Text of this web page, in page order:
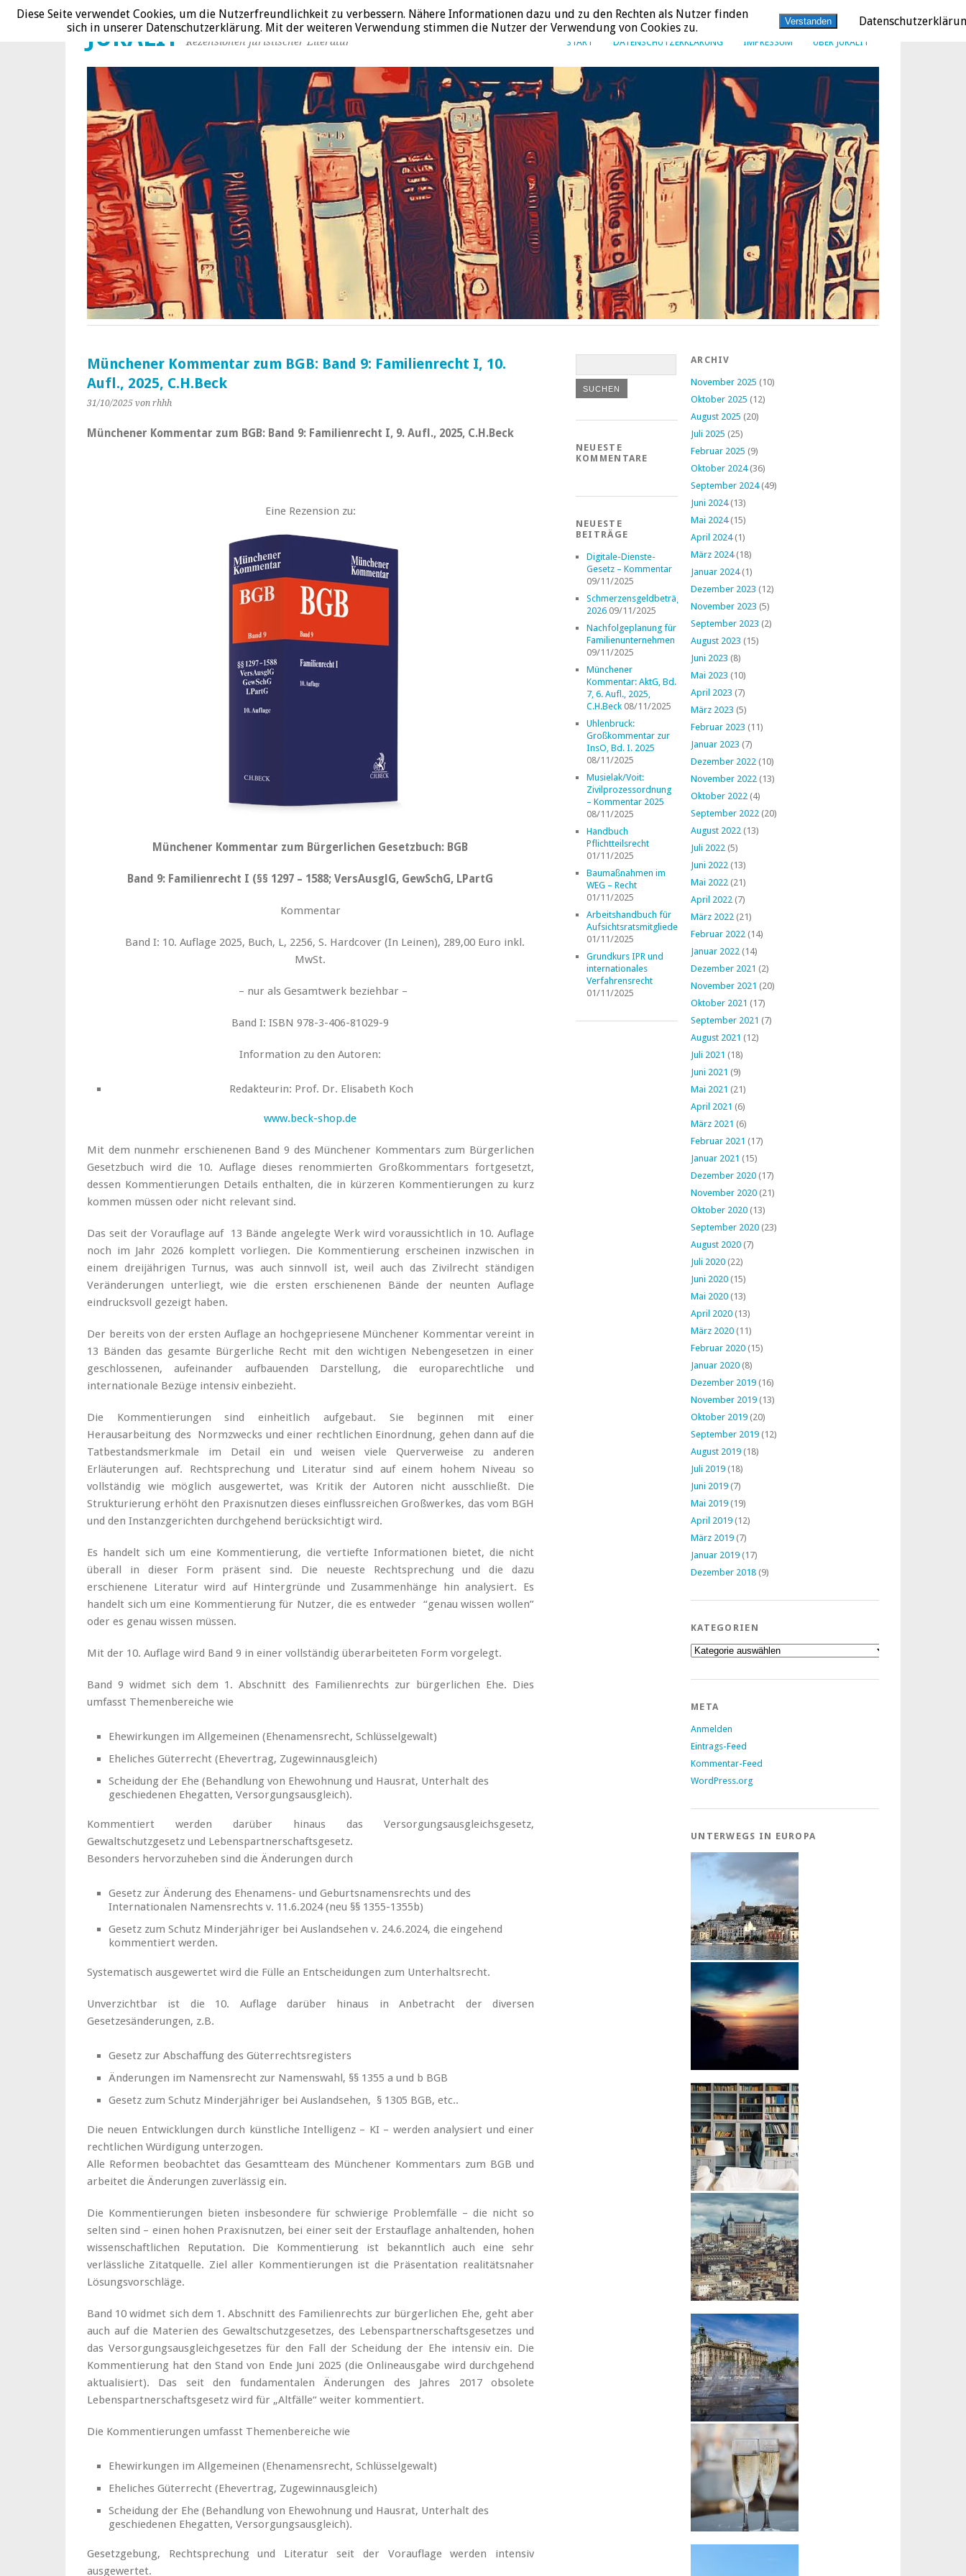
START DATENSCHUTZERKLÄRUNG IMPRESSUM ÜBER JURALIT
JURALIT Rezensionen juristischer Literatur
Münchener Kommentar zum BGB: Band 9: Familienrecht I, 10.
Aufl., 2025, C.H.Beck
31/10/2025 von rhhh
Münchener Kommentar zum BGB: Band 9: Familienrecht I, 9. Aufl., 2025, C.H.Beck
Eine Rezension zu:
Münchener Kommentar zum Bürgerlichen Gesetzbuch: BGB
Band 9: Familienrecht I (§§ 1297 – 1588; VersAusglG, GewSchG, LPartG
Kommentar
Band I: 10. Auflage 2025, Buch, L, 2256, S. Hardcover (In Leinen), 289,00 Euro inkl.
MwSt.
– nur als Gesamtwerk beziehbar –
Band I: ISBN 978-3-406-81029-9
Information zu den Autoren:
Redakteurin: Prof. Dr. Elisabeth Koch
www.beck-shop.de
Mit dem nunmehr erschienenen Band 9 des Münchener Kommentars zum Bürgerlichen
Gesetzbuch wird die 10. Auflage dieses renommierten Großkommentars fortgesetzt,
dessen Kommentierungen Details enthalten, die in kürzeren Kommentierungen zu kurz
kommen müssen oder nicht relevant sind.
Das seit der Vorauflage auf 13 Bände angelegte Werk wird voraussichtlich in 10. Auflage
noch im Jahr 2026 komplett vorliegen. Die Kommentierung erscheinen inzwischen in
einem dreijährigen Turnus, was auch sinnvoll ist, weil auch das Zivilrecht ständigen
Veränderungen unterliegt, wie die ersten erschienenen Bände der neunten Auflage
eindrucksvoll gezeigt haben.
Der bereits von der ersten Auflage an hochgepriesene Münchener Kommentar vereint in
13 Bänden das gesamte Bürgerliche Recht mit den wichtigen Nebengesetzen in einer
geschlossenen, aufeinander aufbauenden Darstellung, die europarechtliche und
internationale Bezüge intensiv einbezieht.
Die Kommentierungen sind einheitlich aufgebaut. Sie beginnen mit einer
Herausarbeitung des Normzwecks und einer rechtlichen Einordnung, gehen dann auf die
Tatbestandsmerkmale im Detail ein und weisen viele Querverweise zu anderen
Erläuterungen auf. Rechtsprechung und Literatur sind auf einem hohem Niveau so
vollständig wie möglich ausgewertet, was Kritik der Autoren nicht ausschließt. Die
Strukturierung erhöht den Praxisnutzen dieses einflussreichen Großwerkes, das vom BGH
und den Instanzgerichten durchgehend berücksichtigt wird.
Es handelt sich um eine Kommentierung, die vertiefte Informationen bietet, die nicht
überall in dieser Form präsent sind. Die neueste Rechtsprechung und die dazu
erschienene Literatur wird auf Hintergründe und Zusammenhänge hin analysiert. Es
handelt sich um eine Kommentierung für Nutzer, die es entweder “genau wissen wollen”
oder es genau wissen müssen.
Mit der 10. Auflage wird Band 9 in einer vollständig überarbeiteten Form vorgelegt.
Band 9 widmet sich dem 1. Abschnitt des Familienrechts zur bürgerlichen Ehe. Dies
umfasst Themenbereiche wie
Ehewirkungen im Allgemeinen (Ehenamensrecht, Schlüsselgewalt)
Eheliches Güterrecht (Ehevertrag, Zugewinnausgleich)
Scheidung der Ehe (Behandlung von Ehewohnung und Hausrat, Unterhalt des
geschiedenen Ehegatten, Versorgungsausgleich).
Kommentiert werden darüber hinaus das Versorgungsausgleichsgesetz,
Gewaltschutzgesetz und Lebenspartnerschaftsgesetz.
Besonders hervorzuheben sind die Änderungen durch
Gesetz zur Änderung des Ehenamens- und Geburtsnamensrechts und des
Internationalen Namensrechts v. 11.6.2024 (neu §§ 1355-1355b)
Gesetz zum Schutz Minderjähriger bei Auslandsehen v. 24.6.2024, die eingehend
kommentiert werden.
Systematisch ausgewertet wird die Fülle an Entscheidungen zum Unterhaltsrecht.
Unverzichtbar ist die 10. Auflage darüber hinaus in Anbetracht der diversen
Gesetzesänderungen, z.B.
Gesetz zur Abschaffung des Güterrechtsregisters
Änderungen im Namensrecht zur Namenswahl, §§ 1355 a und b BGB
Gesetz zum Schutz Minderjähriger bei Auslandsehen, § 1305 BGB, etc..
Die neuen Entwicklungen durch künstliche Intelligenz – KI – werden analysiert und einer
rechtlichen Würdigung unterzogen.
Alle Reformen beobachtet das Gesamtteam des Münchener Kommentars zum BGB und
arbeitet die Änderungen zuverlässig ein.
Die Kommentierungen bieten insbesondere für schwierige Problemfälle – die nicht so
selten sind – einen hohen Praxisnutzen, bei einer seit der Erstauflage anhaltenden, hohen
wissenschaftlichen Reputation. Die Kommentierung ist bekanntlich auch eine sehr
verlässliche Zitatquelle. Ziel aller Kommentierungen ist die Präsentation realitätsnaher
Lösungsvorschläge.
Band 10 widmet sich dem 1. Abschnitt des Familienrechts zur bürgerlichen Ehe, geht aber
auch auf die Materien des Gewaltschutzgesetzes, des Lebenspartnerschaftsgesetzes und
das Versorgungsausgleichgesetzes für den Fall der Scheidung der Ehe intensiv ein. Die
Kommentierung hat den Stand von Ende Juni 2025 (die Onlineausgabe wird durchgehend
aktualisiert). Das seit den fundamentalen Änderungen des Jahres 2017 obsolete
Lebenspartnerschaftsgesetz wird für „Altfälle“ weiter kommentiert.
Die Kommentierungen umfasst Themenbereiche wie
Ehewirkungen im Allgemeinen (Ehenamensrecht, Schlüsselgewalt)
Eheliches Güterrecht (Ehevertrag, Zugewinnausgleich)
Scheidung der Ehe (Behandlung von Ehewohnung und Hausrat, Unterhalt des
geschiedenen Ehegatten, Versorgungsausgleich).
Gesetzgebung, Rechtsprechung und Literatur seit der Vorauflage werden intensiv
ausgewertet.
NEUESTE
KOMMENTARE
NEUESTE
BEITRÄGE
Digitale-Dienste-
Gesetz – Kommentar
09/11/2025
Schmerzensgeldbeträge
2026 09/11/2025
Nachfolgeplanung für
Familienunternehmen
09/11/2025
Münchener
Kommentar: AktG, Bd.
7, 6. Aufl., 2025,
C.H.Beck 08/11/2025
Uhlenbruck:
Großkommentar zur
InsO, Bd. I. 2025
08/11/2025
Musielak/Voit:
Zivilprozessordnung
– Kommentar 2025
08/11/2025
Handbuch
Pflichtteilsrecht
01/11/2025
Baumaßnahmen im
WEG – Recht
01/11/2025
Arbeitshandbuch für
Aufsichtsratsmitglieder
01/11/2025
Grundkurs IPR und
internationales
Verfahrensrecht
01/11/2025
ARCHIV
November 2025 (10)
Oktober 2025 (12)
August 2025 (20)
Juli 2025 (25)
Februar 2025 (9)
Oktober 2024(36)
September 2024(49)
Juni 2024(13)
Mai 2024(15)
April 2024(1)
März 2024(18)
Januar 2024(1)
Dezember 2023 (12)
November 2023 (5)
September 2023 (2)
August 2023 (15)
Juni 2023 (8)
Mai 2023 (10)
April 2023 (7)
März 2023 (5)
Februar 2023 (11)
Januar 2023 (7)
Dezember 2022 (10)
November 2022 (13)
Oktober 2022 (4)
September 2022 (20)
August 2022 (13)
Juli 2022 (5)
Juni 2022 (13)
Mai 2022 (21)
April 2022 (7)
März 2022 (21)
Februar 2022 (14)
Januar 2022 (14)
Dezember 2021 (2)
November 2021 (20)
Oktober 2021 (17)
September 2021 (7)
August 2021 (12)
Juli 2021 (18)
Juni 2021 (9)
Mai 2021 (21)
April 2021 (6)
März 2021 (6)
Februar 2021 (17)
Januar 2021 (15)
Dezember 2020 (17)
November 2020 (21)
Oktober 2020 (13)
September 2020 (23)
August 2020 (7)
Juli 2020 (22)
Juni 2020 (15)
Mai 2020 (13)
April 2020 (13)
März 2020 (11)
Februar 2020 (15)
Januar 2020 (8)
Dezember 2019 (16)
November 2019 (13)
Oktober 2019 (20)
September 2019 (12)
August 2019 (18)
Juli 2019 (18)
Juni 2019 (7)
Mai 2019 (19)
April 2019 (12)
März 2019 (7)
Januar 2019 (17)
Dezember 2018 (9)
KATEGORIEN
Kategorien
META
Anmelden
Eintrags-Feed
Kommentar-Feed
WordPress.org
UNTERWEGS IN EUROPA
Diese Seite verwendet Cookies, um die Nutzerfreundlichkeit zu verbessern. Nähere Informationen dazu und zu den Rechten als Nutzer finden
sich in unserer Datenschutzerklärung. Mit der weiteren Verwendung stimmen die Nutzer der Verwendung von Cookies zu.
Verstanden